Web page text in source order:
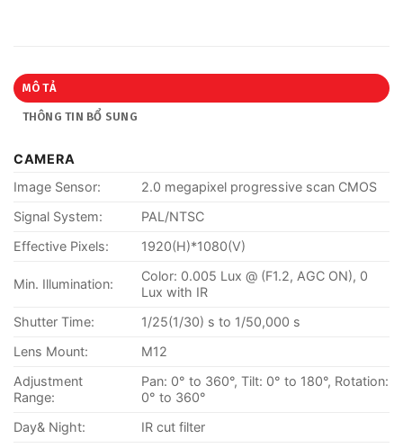
MÔ TẢ
THÔNG TIN BỔ SUNG
CAMERA
Image Sensor:
2.0 megapixel progressive scan CMOS
Signal System:
PAL/NTSC
Effective Pixels:
1920(H)*1080(V)
Min. Illumination:
Color: 0.005 Lux @ (F1.2, AGC ON), 0
Lux with IR
Shutter Time:
1/25(1/30) s to 1/50,000 s
Lens Mount:
M12
Adjustment
Range:
Pan: 0° to 360°, Tilt: 0° to 180°, Rotation:
0° to 360°
Day& Night:
IR cut filter